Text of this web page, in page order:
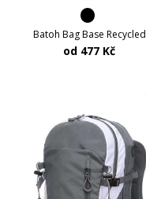
Batoh Bag Base Recycled
od 477 Kč